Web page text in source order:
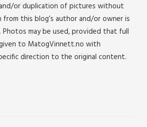
or duplication of pictures without
this blog’s author and/or owner is
may be used, provided that full
to MatogVinnett.no with
direction to the original content.